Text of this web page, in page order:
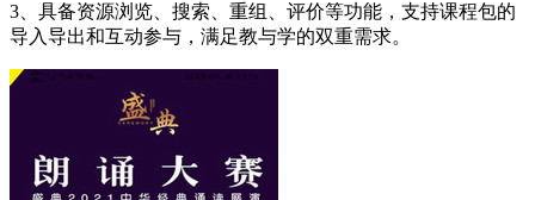
3、具备资源浏览、搜索、重组、评价等功能，支持课程包的
导入导出和互动参与，满足教与学的双重需求。